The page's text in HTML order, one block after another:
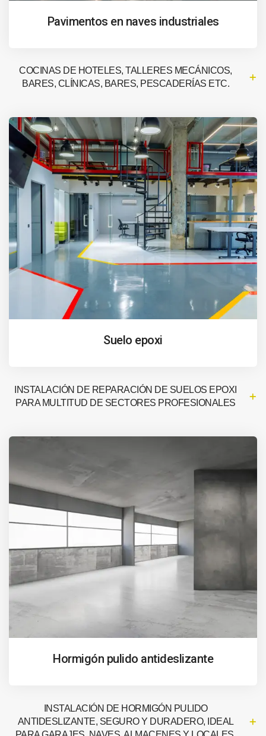
Pavimentos en naves industriales
COCINAS DE HOTELES, TALLERES MECÁNICOS,
BARES, CLÍNICAS, BARES, PESCADERÍAS ETC.
Suelo epoxi
INSTALACIÓN DE REPARACIÓN DE SUELOS EPOXI
PARA MULTITUD DE SECTORES PROFESIONALES
Hormigón pulido antideslizante
INSTALACIÓN DE HORMIGÓN PULIDO
ANTIDESLIZANTE, SEGURO Y DURADERO, IDEAL